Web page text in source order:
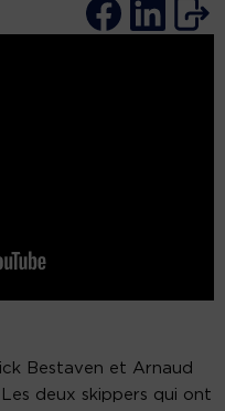
Bestaven et Arnaud
deux skippers qui ont